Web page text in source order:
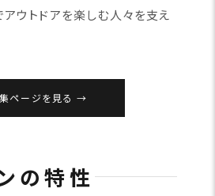
ウトドアを楽しむ人々を支え
ページを見る
の特性